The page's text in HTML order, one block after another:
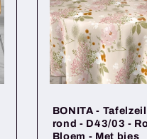
BONITA -
rond - D43/03 -
Bloem - Met bies